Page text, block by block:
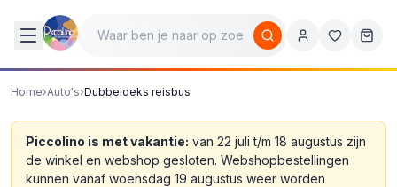
Home›Auto's›Dubbeldeks reisbus
Piccolino is met vakantie: van 22 juli t/m 18 augustus zijn
de winkel en webshop gesloten. Webshopbestellingen
kunnen vanaf woensdag 19 augustus weer worden